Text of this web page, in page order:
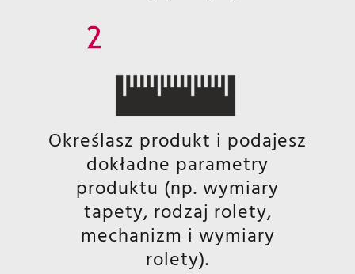
Określasz produkt i podajesz
dokładne parametry
produktu (np. wymiary
tapety, rodzaj rolety,
mechanizm i wymiary
rolety).